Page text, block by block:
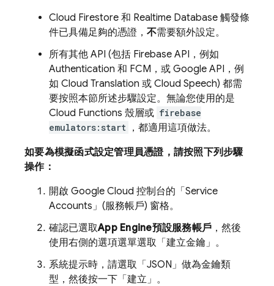
Cloud Firestore 和 Realtime Database 觸發條
件已具備足夠的憑證， 不需要額外設定。
所有其他 API (包括 Firebase API，例如
Authentication 和 FCM ，或 Google API，例
如 Cloud Translation 或 Cloud Speech) 都需
要按照本節所述步驟設定。無論您使用的是
Cloud Functions 殼層或 firebase
emulators:start ，都適用這項做法。
如要為模擬函式設定管理員憑證，請按照下列步驟
操作：
開啟 Google Cloud 控制台的「Service
Accounts」(服務帳戶) 窗格。
確認已選取App Engine預設服務帳戶 ，然後
使用右側的選項選單選取「建立金鑰」 。
系統提示時，請選取「JSON」 做為金鑰類
型，然後按一下「建立」 。